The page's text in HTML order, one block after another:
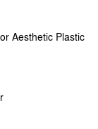
Aesthetic Plastic